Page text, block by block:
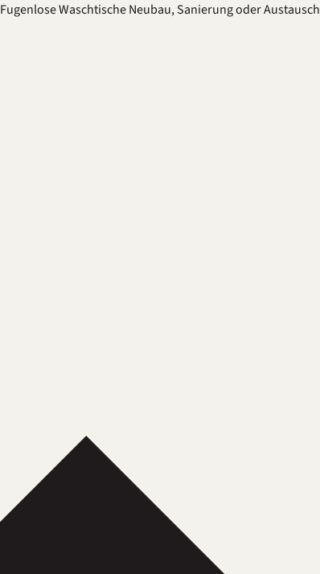
Fugenlose WaschtischeNeubau, Sanierung oder Austausch